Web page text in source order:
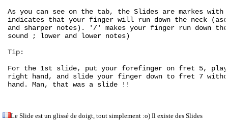
As you can see on the tab, the Slides are
indicates that your finger will run down the neck
and sharper notes). '/' makes your finger run down
sound ; lower and lower notes)
Tip:
For the 1st slide, put your forefinger on fret 5,
right hand, and slide your finger down to fret 7
hand. Man, that was a slide !!
Le Slide est un glissé de doigt, tout simplement :o) Il existe des Slides